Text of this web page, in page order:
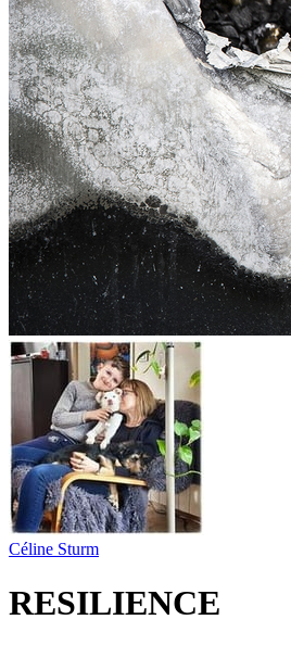
Céline Sturm
RESILIENCE